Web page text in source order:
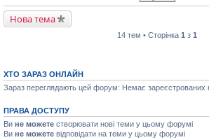
Нова тема
14 тем • Сторінка 1 з 1
ХТО ЗАРАЗ ОНЛАЙН
Зараз переглядають цей форум: Немає зареєстрованих
ПРАВА ДОСТУПУ
Ви не можете створювати нові теми у цьому форумі
Ви не можете відповідати на теми у цьому форумі